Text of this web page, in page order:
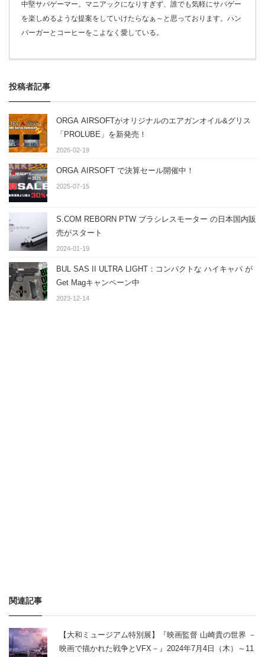
中堅サバゲーマー。マニアックになりすぎず、誰でも気軽にサバゲー
を楽しめるような提案をしていけたらなぁ～と思っております。ハン
バーガーとコーヒーをこよなく愛している。
投稿者記事
ORGA AIRSOFTがオリジナルのエアガンオイル&グリス
「PROLUBE」を新発売！
2026-02-19
ORGA AIRSOFT で決算セール開催中！
2025-07-15
S.COM REBORN PTW ブラシレスモーター の日本国内販
売がスタート
2024-01-19
BUL SAS II ULTRA LIGHT：コンパクトな ハイキャパ が
Get Magキャンペーン中
2023-12-14
関連記事
【大和ミュージアム特別展】『映画監督 山崎貴の世界 －
映画で描かれた戦争とVFX－』2024年7月4日（木）～11